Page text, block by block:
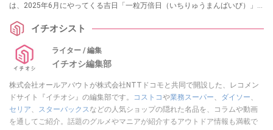
は、2025年6月にやってくる吉日「一粒万倍日（いちりゅうまんばいび）」
イチオシスト
ライター / 編集
イチオシ編集部
株式会社オールアバウトが株式会社NTTドコモと共同で開設した、レコメン
ドサイト『イチオシ』の編集部です。
コストコや業務スーパー、 ダイソー、
セリア、 スターバックスなどの人気ショップの隠れた名品を、コラムや動画
を通してご紹介。話題のグルメやマニアが紹介するアウトドア情報も満載で